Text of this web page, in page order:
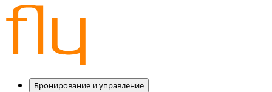
Бронирование и управление